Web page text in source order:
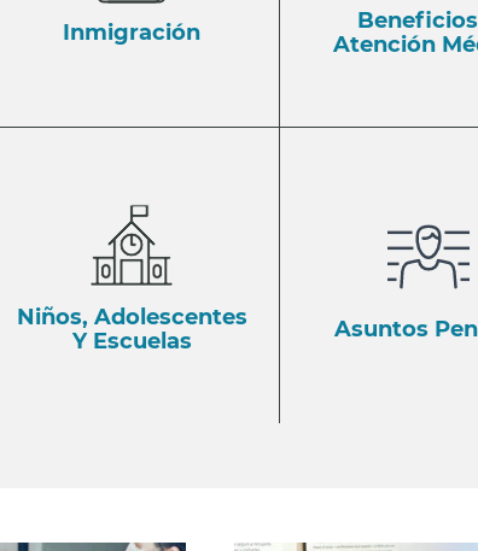
Inmigración
Atención
Niños, Adolescentes
Y Escuelas
Asuntos